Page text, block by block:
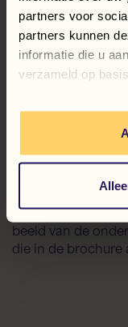
partners voor
partners kunnen
informatie die u
verzameld op
Tips en
toepasbaar
Een
Flex
Blader door een
beeld van de
die in de brochure